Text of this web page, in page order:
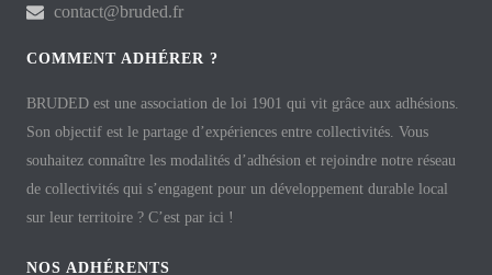
contact@bruded.fr
COMMENT ADHÉRER ?
BRUDED est une association de loi 1901 qui vit grâce aux adhésions.
Son objectif est le partage d’expériences entre collectivités. Vous
souhaitez connaître les modalités d’adhésion et rejoindre notre réseau
de collectivités qui s’engagent pour un développement durable local
sur leur territoire ? C’est par ici !
NOS ADHÉRENTS